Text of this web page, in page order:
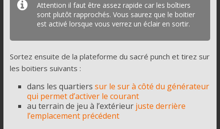
Attention il faut être assez rapide car les boîtiers
sont plutôt rapprochés. Vous saurez que le boitier
est activé lorsque vous verrez un éclair en sortir.
Sortez ensuite de la plateforme du sacré punch et tirez sur
les boitiers suivants :
dans les quartiers sur le sur à côté du générateur
qui permet d’activer le courant
au terrain de jeu à l’extérieur juste derrière
l’emplacement précédent